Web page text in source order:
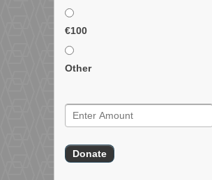
€100
Other